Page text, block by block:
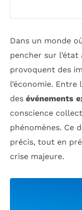
Dans un monde
pencher sur
provoquent des
l’économie. Entre
des événements
conscience
phénomènes. Ce
précis, tout en
crise majeure.